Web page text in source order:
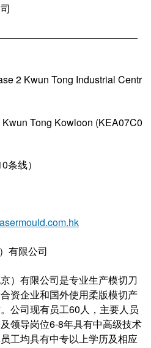
2 Kwun Tong Industrial Centr
Tong Kowloon (KEA07C0
条线）
有限公司
有限公司是专业生产模切刀
资企业和国外使用柔版模切产
公司现有员工60人，主要人员
领导岗位6-8年具有中高级技术
工均具有中专以上学历及相应